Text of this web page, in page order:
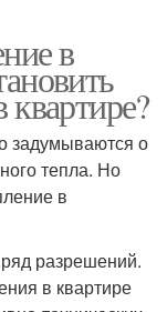
в
задумываются о
тепла. Но
в
разрешений.
в квартире